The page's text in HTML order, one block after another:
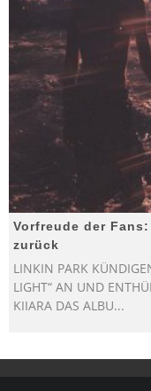
Vorfreude der
zurück
LINKIN PARK
LIGHT“ AN UND
KIIARA DAS ALBU...